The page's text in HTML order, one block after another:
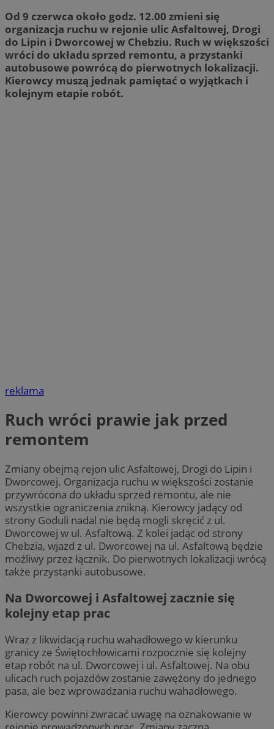
Od 9 czerwca około godz. 12.00 zmieni się
organizacja ruchu w rejonie ulic Asfaltowej, Drogi
do Lipin i Dworcowej w Chebziu. Ruch w większości
wróci do układu sprzed remontu, a przystanki
autobusowe powrócą do pierwotnych lokalizacji.
Kierowcy muszą jednak pamiętać o wyjątkach i
kolejnym etapie robót.
reklama
Ruch wróci prawie jak przed
remontem
Zmiany obejmą rejon ulic Asfaltowej, Drogi do Lipin i
Dworcowej. Organizacja ruchu w większości zostanie
przywrócona do układu sprzed remontu, ale nie
wszystkie ograniczenia znikną. Kierowcy jadący od
strony Goduli nadal nie będą mogli skręcić z ul.
Dworcowej w ul. Asfaltową. Z kolei jadąc od strony
Chebzia, wjazd z ul. Dworcowej na ul. Asfaltową będzie
możliwy przez łącznik. Do pierwotnych lokalizacji wrócą
także przystanki autobusowe.
Na Dworcowej i Asfaltowej zacznie się
kolejny etap prac
Wraz z likwidacją ruchu wahadłowego w kierunku
granicy ze Świętochłowicami rozpocznie się kolejny
etap robót na ul. Dworcowej i ul. Asfaltowej. Na obu
ulicach ruch pojazdów zostanie zawężony do jednego
pasa, ale bez wprowadzania ruchu wahadłowego.
Kierowcy powinni zwracać uwagę na oznakowanie w